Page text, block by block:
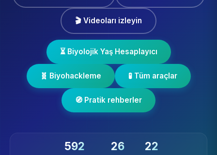
🎬 Videoları izleyin
⏳ Biyolojik Yaş Hesaplayıcı
🧬 Biyohackleme 🧪 Tüm araçlar
🧭 Pratik rehberler
592 26 22